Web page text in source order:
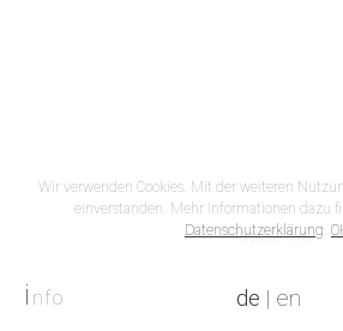
Perpsektive
Wir verwenden Cookies. Mit der weiteren
einverstanden. Mehr Informationen dazu
Datenschutzerklärung.
i de | en